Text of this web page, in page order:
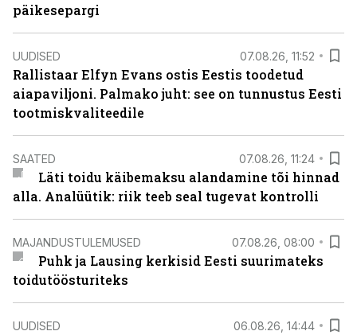
päikesepargi
UUDISED 07.08.26, 11:52
Rallistaar Elfyn Evans ostis Eestis toodetud
aiapaviljoni. Palmako juht: see on tunnustus Eesti
tootmiskvaliteedile
SAATED 07.08.26, 11:24
Läti toidu käibemaksu alandamine tõi hinnad
alla. Analüütik: riik teeb seal tugevat kontrolli
MAJANDUSTULEMUSED 07.08.26, 08:00
Puhk ja Lausing kerkisid Eesti suurimateks
toidutöösturiteks
UUDISED 06.08.26, 14:44